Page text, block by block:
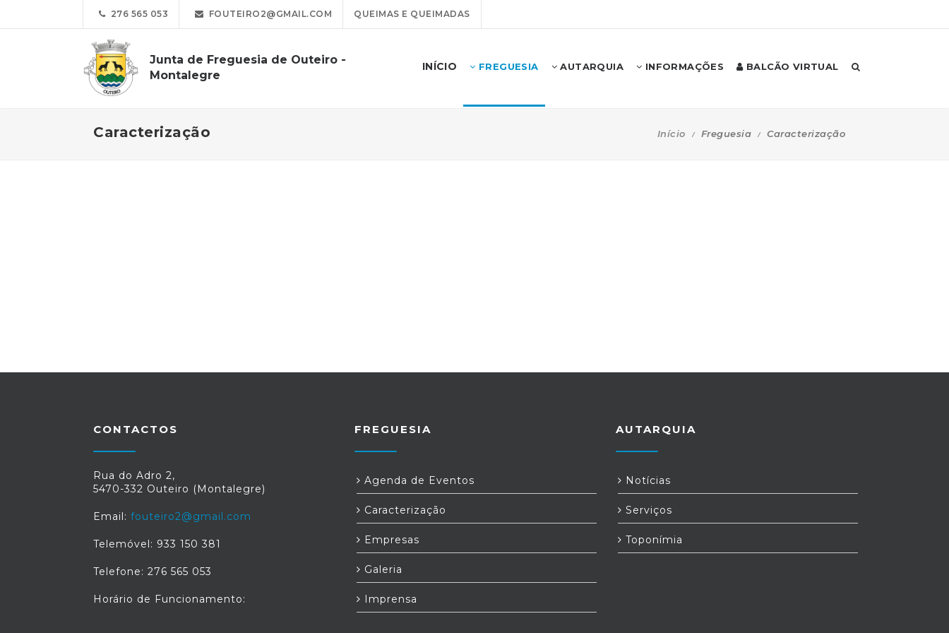
276 565 053 FOUTEIRO2@GMAIL.COM QUEIMAS E QUEIMADAS
Junta de Freguesia de Outeiro -
Montalegre
INÍCIO FREGUESIA AUTARQUIA INFORMAÇÕES BALCÃO VIRTUAL
Caracterização Início Freguesia Caracterização
CONTACTOS
Rua do Adro 2,
5470-332 Outeiro (Montalegre)
Email: fouteiro2@gmail.com
Telemóvel: 933 150 381
Telefone: 276 565 053
Horário de Funcionamento:
FREGUESIA
Agenda de Eventos
Caracterização
Empresas
Galeria
Imprensa
AUTARQUIA
Notícias
Serviços
Toponímia